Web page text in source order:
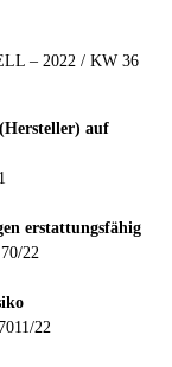
– 2022 / KW 36
auf
erstattungsfähig
22
22